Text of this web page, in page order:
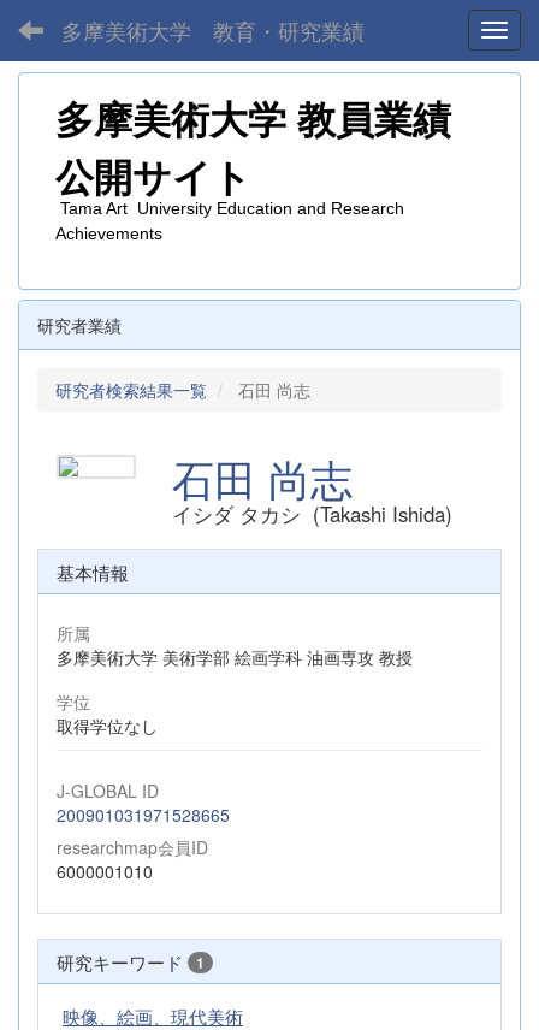
多摩美術大学 教育・研究業績
多摩美術大学 教員業績
公開サイト
Tama Art University Education and Research
Achievements
研究者業績
研究者検索結果一覧 石田 尚志
石田 尚志
イシダ タカシ (Takashi Ishida)
基本情報
所属
多摩美術大学 美術学部 絵画学科 油画専攻 教授
学位
取得学位なし
J-GLOBAL ID
200901031971528665
researchmap会員ID
6000001010
研究キーワード 1
映像、絵画、現代美術